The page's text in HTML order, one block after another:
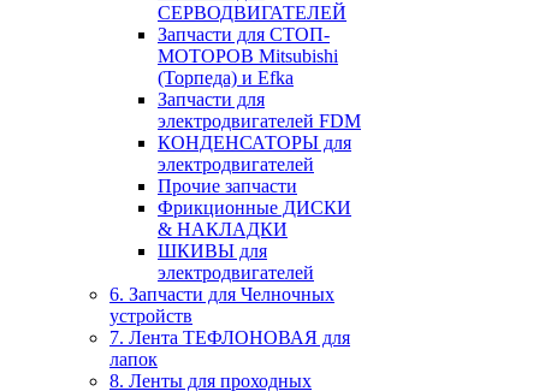
СЕРВОДВИГАТЕЛЕЙ
Запчасти для СТОП-
МОТОРОВ Mitsubishi
(Торпеда) и Efka
Запчасти для
электродвигателей FDM
КОНДЕНСАТОРЫ для
электродвигателей
Прочие запчасти
Фрикционные ДИСКИ
& НАКЛАДКИ
ШКИВЫ для
электродвигателей
6. Запчасти для Челночных
устройств
7. Лента ТЕФЛОНОВАЯ для
лапок
8. Ленты для проходных